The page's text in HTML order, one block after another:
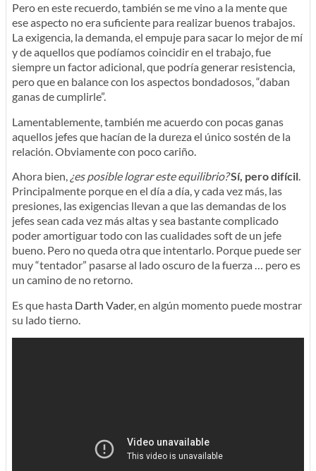
Pero en este recuerdo, también se me vino a la mente que
ese aspecto no era suficiente para realizar buenos trabajos.
La exigencia, la demanda, el empuje para sacar lo mejor de mí
y de aquellos que podíamos coincidir en el trabajo, fue
siempre un factor adicional, que podría generar resistencia,
pero que en balance con los aspectos bondadosos, “daban
ganas de cumplirle”.
Lamentablemente, también me acuerdo con pocas ganas
aquellos jefes que hacían de la dureza el único sostén de la
relación. Obviamente con poco cariño.
Ahora bien, ¿es posible lograr este equilibrio?Sí, pero difícil.
Principalmente porque en el día a día, y cada vez más, las
presiones, las exigencias llevan a que las demandas de los
jefes sean cada vez más altas y sea bastante complicado
poder amortiguar todo con las cualidades soft de un jefe
bueno. Pero no queda otra que intentarlo. Porque puede ser
muy “tentador” pasarse al lado oscuro de la fuerza … pero es
un camino de no retorno.
Es que hasta Darth Vader, en algún momento puede mostrar
su lado tierno.